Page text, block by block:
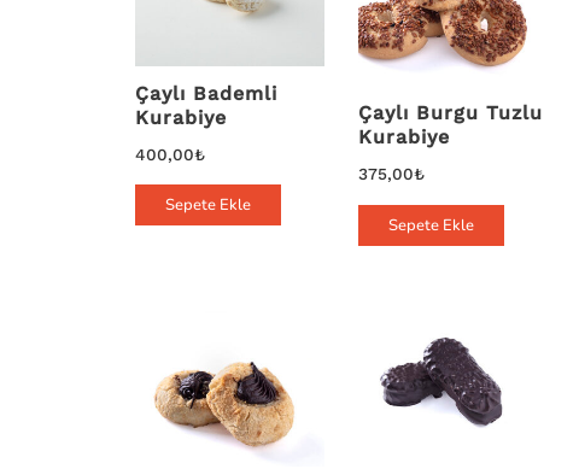
Çaylı Bademli
Kurabiye
400,00₺
Sepete Ekle
Çaylı Burgu Tuzlu
Kurabiye
375,00₺
Sepete Ekle